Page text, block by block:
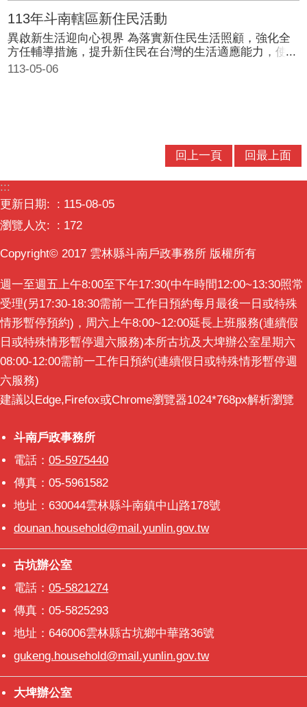
113年斗南轄區新住民活動
113-05-06
異啟新生活迎向心視界 為落實新住民生活照顧，強化全
方任輔導措施，提升新住民在台灣的生活適應能力，使能
順利融入我國生活環境，共創多元文化社會，並避免因適
活中實用的婚姻、繼承及親子關係法律，心、身、靈療癒
的日系和諧彩畫、兼具休閒及創業的手作貴婦包、體驗咖
記新住民成長經驗分享及性別平權等課程。 斗南戶政事
務所主任林坤興在開課時表示縣長張麗善新住民的生活適
化，融入雲林縣的一家親的快樂生活。「異啟新生活 迎
會的精心安排和經驗豐富的講師帶領，大家一起學習、成
支持鼓勵，克服生活上的難題，讓生活更美好。更重要的
是上課的老師、縣內各戶政事務所、民政處、縣府各局
處、內政部移民署都是大家的支持依靠，能為大家提供及
時、有效的服務、協助，讓大家很快融入雲林縣這個大家
庭。 在首日的課程中，學習們對於生活中的適應問題，
都提出她們所遇到的語言、生活習慣、風俗文化及環境適
應、婆媳相處之道等因語言溝通障礙，不易與台灣本地人
建立良好的人際關係，無法取得及運用台灣本地的社會資
源，有求助無門的孤獨感。對於婚姻中的法律關係、財產
制、繼承、親子關係都充滿學習的興趣。尤其是夫妻財制
東南亞文化教育發展協會總幹事葉紋穗表示：「異啟新生
共計24小時，並希望學員能用心學習，結交新朋友，吸取
正能量，認識並建立自信，成就自己的美麗人生。參與全
程課程的新住民可獲得研習證書。
回上一頁 回最上面
:::
更新日期:
115-08-05
瀏覽人次:
172
Copyright© 2017 雲林縣斗南戶政事務所 版權所有
週一至週五上午8:00至下午17:30(中午時間12:00~13:30照常
受理(另17:30-18:30需前一工作日預約每月最後一日或特殊
情形暫停預約)，周六上午8:00~12:00延長上班服務(連續假
日或特殊情形暫停週六服務)本所古坑及大埤辦公室星期六
08:00-12:00需前一工作日預約(連續假日或特殊情形暫停週
六服務)
建議以Edge,Firefox或Chrome瀏覽器1024*768px解析瀏覽
斗南戶政事務所
斗南戶政事務所
電話： 05-5975440
傳真：05-5961582
地址：630044雲林縣斗南鎮中山路178號
dounan.household@mail.yunlin.gov.tw
古坑辦公室
古坑辦公室
電話： 05-5821274
傳真：05-5825293
地址：646006雲林縣古坑鄉中華路36號
gukeng.household@mail.yunlin.gov.tw
大埤辦公室
大埤辦公室